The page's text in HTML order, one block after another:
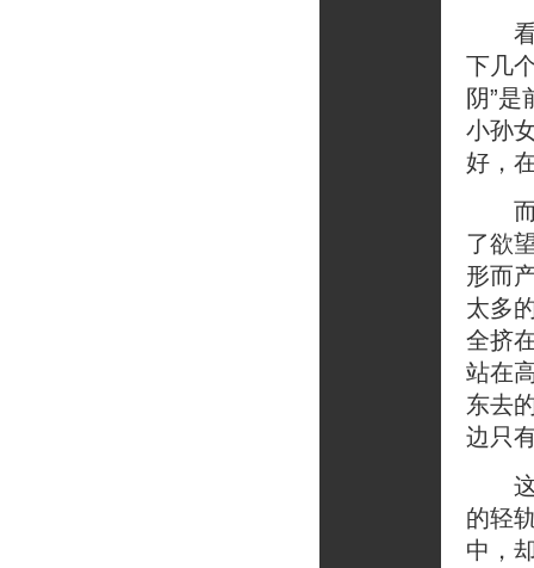
看
下几
阴”
小孙
好，
而
了欲
形而
太多
全挤
站在
东去
边只
这
的轻
中，